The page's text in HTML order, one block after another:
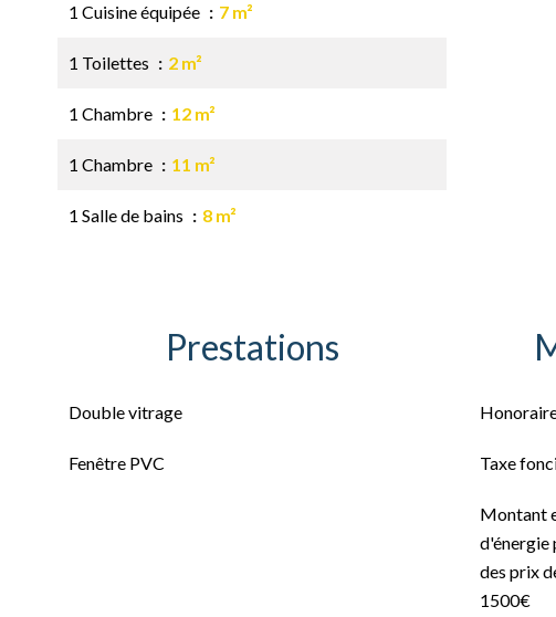
1 Cuisine équipée 7 m²
1 Toilettes 2 m²
1 Chambre 12 m²
1 Chambre 11 m²
1 Salle de bains 8 m²
Prestations
Double vitrage
Fenêtre PVC Taxe
Montant
d'énergie
des prix
1500€